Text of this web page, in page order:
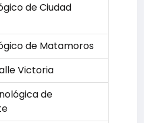
de Ciudad
de Matamoros
Victoria
de